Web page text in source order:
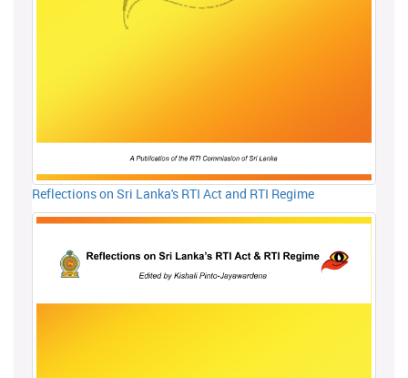
Reflections on Sri Lanka's RTI Act and RTI Regime